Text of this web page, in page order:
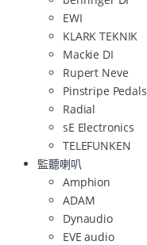
EWI
KLARK TEKNIK
Mackie DI
Rupert Neve
Pinstripe Pedals
Radial
sE Electronics
TELEFUNKEN
監聽喇叭
Amphion
ADAM
Dynaudio
EVE audio